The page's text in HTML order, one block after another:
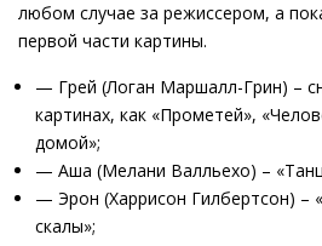
любом случае за режиссером, а
первой части картины.
— Грей (Логан Маршалл-Грин) –
картинах, как «Прометей»,
домой»;
— Аша (Мелани Валльехо) –
— Эрон (Харрисон Гилбертсон) –
скалы»;